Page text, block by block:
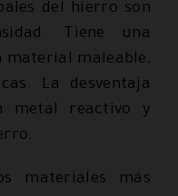
del hierro son
Tiene una
material maleable,
La desventaja
metal reactivo y
materiales más